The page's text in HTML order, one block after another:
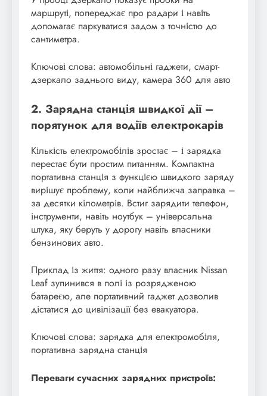
маршруті, попереджає про радари і навіть
допомагає паркуватися задом з точністю до
сантиметра.
Ключові слова: автомобільні гаджети, смарт-
дзеркало заднього виду, камера 360 для авто
2. Зарядна станція швидкої дії –
порятунок для водіїв електрокарів
Кількість електромобілів зростає – і зарядка
перестає бути простим питанням. Компактна
портативна станція з функцією швидкого заряду
вирішує проблему, коли найближча заправка –
за десятки кілометрів. Встиг зарядити телефон,
інструменти, навіть ноутбук – універсальна
штука, яку беруть у дорогу навіть власники
бензинових авто.
Приклад із життя: одного разу власник Nissan
Leaf зупинився в полі із розрядженою
батареєю, але портативний гаджет дозволив
дістатися до цивілізації без евакуатора.
Ключові слова: зарядка для електромобіля,
портативна зарядна станція
Переваги сучасних зарядних пристроїв: